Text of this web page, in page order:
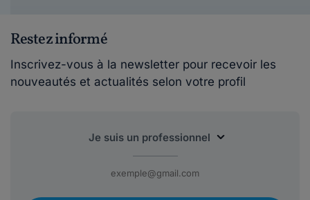
Restez informé
Inscrivez-vous à la newsletter pour recevoir les
nouveautés et actualités selon votre profil